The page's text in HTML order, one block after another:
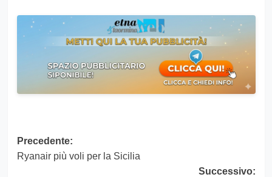
Navigazione
articolo
Precedente:
Ryanair più voli per la Sicilia
Successivo: